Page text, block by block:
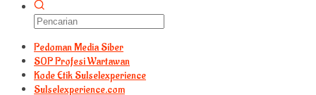
Pedoman Media Siber
S0P Profesi Wartawan
Kode Etik Sulselexperience
Sulselexperience.com